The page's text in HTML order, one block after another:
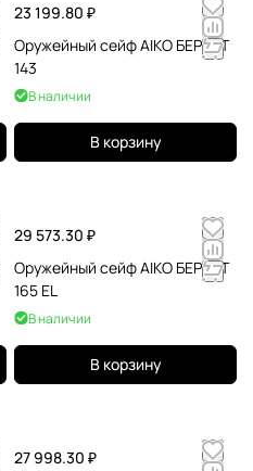
23 199.80 ₽
Оружейный сейф AIKO БЕРКУТ
143
В наличии
В корзину
29 573.30 ₽
Оружейный сейф AIKO БЕРКУТ
165 EL
В наличии
В корзину
27 998.30 ₽